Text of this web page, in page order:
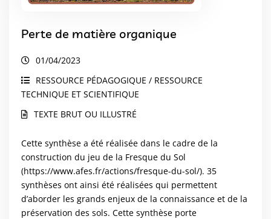
Perte de matière organique
01/04/2023
RESSOURCE PÉDAGOGIQUE / RESSOURCE
TECHNIQUE ET SCIENTIFIQUE
TEXTE BRUT OU ILLUSTRÉ
Cette synthèse a été réalisée dans le cadre de la
construction du jeu de la Fresque du Sol
(https://www.afes.fr/actions/fresque-du-sol/). 35
synthèses ont ainsi été réalisées qui permettent
d’aborder les grands enjeux de la connaissance et de la
préservation des sols. Cette synthèse porte